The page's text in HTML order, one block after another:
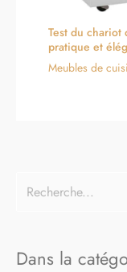
Test du
pratique et
Meubles de
Dans la